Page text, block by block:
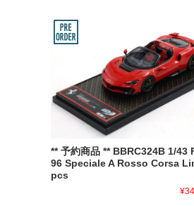
** 予約商品 ** BBRC324B 1/43
96 Speciale A Rosso Corsa
pcs